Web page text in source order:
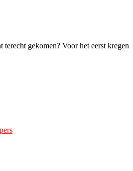
gekomen? Voor het eerst kregen